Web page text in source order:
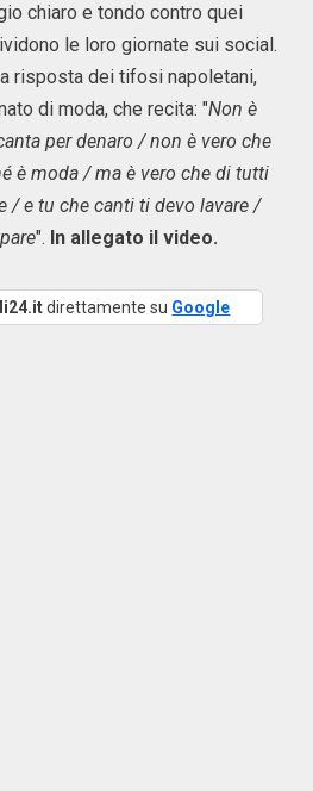
chiaro e tondo contro quei
le loro giornate sui social.
risposta dei tifosi napoletani,
di moda, che recita: "Non è
per denaro / non è vero che
è moda / ma è vero che di tutti
/ e tu che canti ti devo lavare /
". In allegato il video.
direttamente su Google